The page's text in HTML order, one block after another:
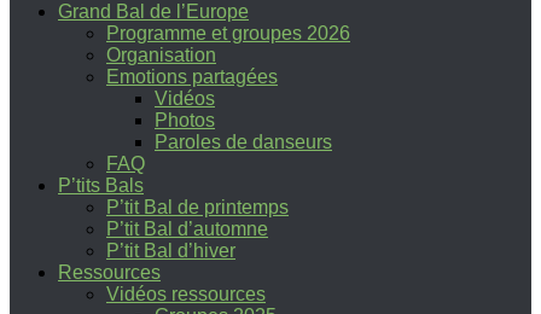
Grand Bal de l’Europe
Programme et groupes 2026
Organisation
Emotions partagées
Vidéos
Photos
Paroles de danseurs
FAQ
P’tits Bals
P’tit Bal de printemps
P’tit Bal d’automne
P’tit Bal d’hiver
Ressources
Vidéos ressources